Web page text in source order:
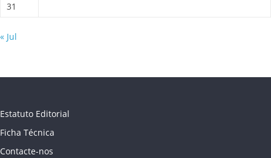
31
« Jul
Estatuto Editorial
Ficha Técnica
Contacte-nos